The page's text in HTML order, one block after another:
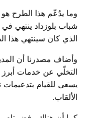
وما يدُعّم هذا الطرح
شباب بلوزداد ينتهي
الذي كان سينتهي هذا
وأضاف مصدرنا أن
التخلّي عن خدمات
يسعى للقيام بتدعيمات
الألقاب.